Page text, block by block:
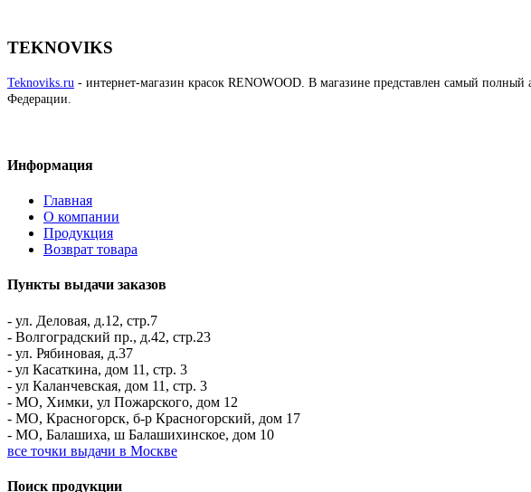
TEKNOVIKS
Teknoviks.ru - интернет-магазин красок RENOWOOD. В магазине представлен самый
Федерации.
Информация
Главная
О компании
Продукция
Возврат товара
Пункты выдачи заказов
- ул. Деловая, д.12, стр.7
- Волгоградский пр., д.42, стр.23
- ул. Рябиновая, д.37
- ул Касаткина, дом 11, стр. 3
- ул Каланчевская, дом 11, стр. 3
- МО, Химки, ул Пожарского, дом 12
- МО, Красногорск, б-р Красногорский, дом 17
- МО, Балашиха, ш Балашихинское, дом 10
все точки выдачи в Москве
Поиск продукции